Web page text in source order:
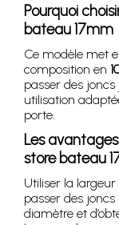
Pourquoi
bateau 17mm
Ce modèle met
composition en
passer des
utilisation
porte.
Les
store bateau
Utiliser la
passer des
diamètre et